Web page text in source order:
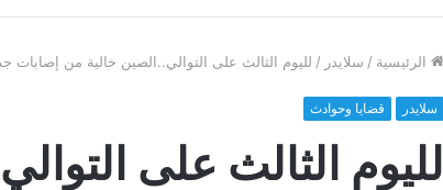
الرئيسية / سلايدر / لليوم الثالث على التوالي..الصين خالية من إصابات
سلايدر قضايا وحوادث
لليوم الثالث على